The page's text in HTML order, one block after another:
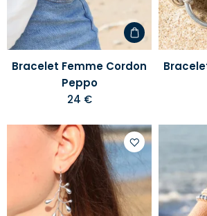
d'envies
Bracelet Femme Cordon
Peppo
24 €
à
votre
liste